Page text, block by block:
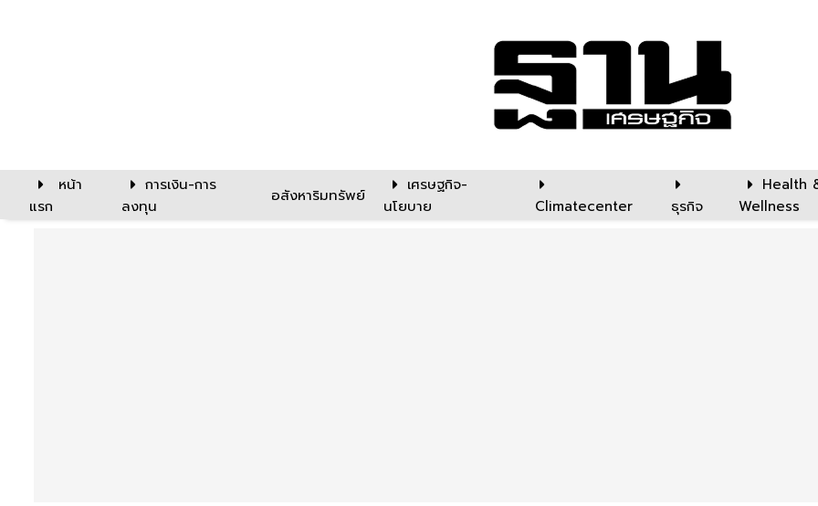
หน้า
แรก
การเงิน-การ
ลงทุน
อสังหาริมทรัพย์
เศรษฐกิจ-
นโยบาย
Climatecenter ธุรกิจ
Health
Wellness